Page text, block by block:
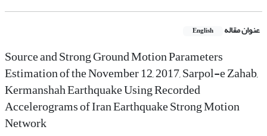
عنوان مقاله English
Source and Strong Ground Motion Parameters
Estimation of the November 12, 2017, Sarpol-e Zahab,
Kermanshah Earthquake Using Recorded
Accelerograms of Iran Earthquake Strong Motion
Network